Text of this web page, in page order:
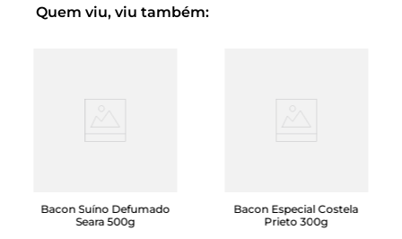
Quem viu, viu também:
Bacon Suíno Defumado
Seara 500g
Bacon Especial Costela
Prieto 300g